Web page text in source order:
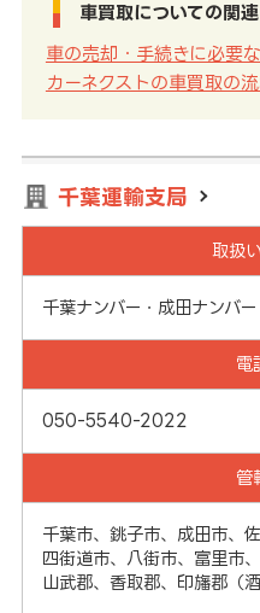
車買取についての関
車の売却・手続きに必要
カーネクストの車買取の
千葉運輸支局
取扱
千葉ナンバー・成田ナンバー
電
050-5540-2022
管
千葉市、銚子市、成田市、
四街道市、八街市、富里市
山武郡、香取郡、印旛郡（酒